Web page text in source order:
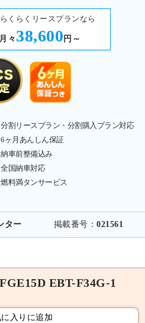
くらくリースプランなら
月々 38,600 円～
分割リースプラン・分割購入プラン対応
6ヶ月あんしん保証
納車前整備込み
全国納車対応
燃料満タンサービス
ター 掲載番号：021561
EBT-F34G-1
入りに追加